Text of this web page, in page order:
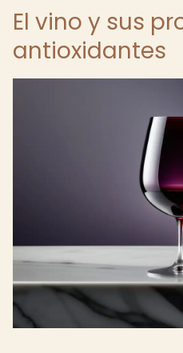
El vino y sus
antioxidantes